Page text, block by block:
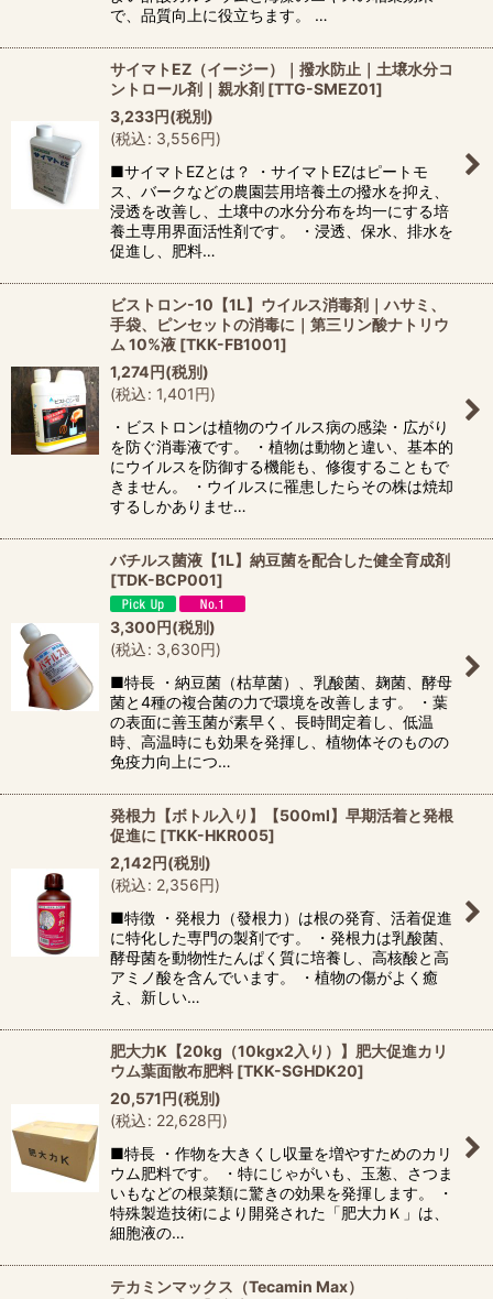
で、品質向上に役立ちます。 …
サイマトEZ（イージー）｜撥水防止｜土壌水分コ
ントロール剤｜親水剤 [TTG-SMEZ01]
3,233円(税別)
(税込: 3,556円)
■サイマトEZとは？ ・サイマトEZはピートモ
ス、バークなどの農園芸用培養土の撥水を抑え、
浸透を改善し、土壌中の水分分布を均一にする培
養土専用界面活性剤です。 ・浸透、保水、排水を
促進し、肥料…
ビストロン-10【1L】ウイルス消毒剤｜ハサミ、
手袋、ピンセットの消毒に｜第三リン酸ナトリウ
ム 10%液 [TKK-FB1001]
1,274円(税別)
(税込: 1,401円)
・ビストロンは植物のウイルス病の感染・広がり
を防ぐ消毒液です。 ・植物は動物と違い、基本的
にウイルスを防御する機能も、修復することもで
きません。 ・ウイルスに罹患したらその株は焼却
するしかありませ…
バチルス菌液【1L】納豆菌を配合した健全育成剤
[TDK-BCP001]
3,300円(税別)
(税込: 3,630円)
■特長 ・納豆菌（枯草菌）、乳酸菌、麹菌、酵母
菌と4種の複合菌の力で環境を改善します。 ・葉
の表面に善玉菌が素早く、長時間定着し、低温
時、高温時にも効果を発揮し、植物体そのものの
免疫力向上につ…
発根力【ボトル入り】【500ml】早期活着と発根
促進に [TKK-HKR005]
2,142円(税別)
(税込: 2,356円)
■特徴 ・発根力（發根力）は根の発育、活着促進
に特化した専門の製剤です。 ・発根力は乳酸菌、
酵母菌を動物性たんぱく質に培養し、高核酸と高
アミノ酸を含んでいます。 ・植物の傷がよく癒
え、新しい…
肥大力K【20kg（10kgx2入り）】肥大促進カリ
ウム葉面散布肥料 [TKK-SGHDK20]
20,571円(税別)
(税込: 22,628円)
■特長 ・作物を大きくし収量を増やすためのカリ
ウム肥料です。 ・特にじゃがいも、玉葱、さつま
いもなどの根菜類に驚きの効果を発揮します。 ・
特殊製造技術により開発された「肥大力Ｋ」は、
細胞液の…
テカミンマックス（Tecamin Max）